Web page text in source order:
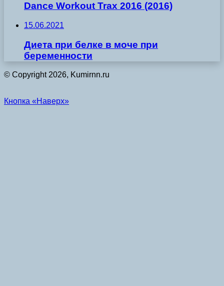
Dance Workout Trax 2016 (2016)
15.06.2021
Диета при белке в моче при
беременности
© Copyright 2026, Kumirnn.ru
Кнопка «Наверх»